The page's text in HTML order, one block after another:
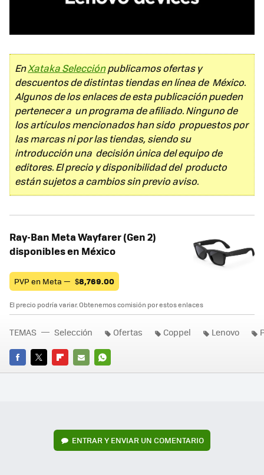
EnXataka Selecciónpublicamos ofertas y
descuentos de distintas tiendas en línea de México.
Algunos de los enlaces de esta publicación pueden
pertenecer a un programa de afiliado. Ninguno de
los artículos mencionados han sido propuestos por
las marcas ni por las tiendas, siendo su
introducción una decisión única del equipo de
editores. El precio y disponibilidad del producto
están sujetos a cambios sin previo aviso.
Ray-Ban Meta Wayfarer (Gen 2)
disponibles en México
PVP en Meta — $8,769.00
El precio podría variar. Obtenemos comisión por estos enlaces
FACEBOOK
TWITTERFLIPBOARD
E-
WHATSAPP
TEMAS Selección Ofertas Coppel Lenovo
ENTRAR Y ENVIAR UN COMENTARIO